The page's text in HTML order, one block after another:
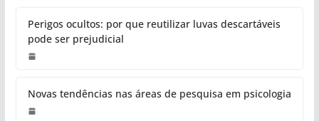
Perigos ocultos: por que reutilizar luvas descartáveis
pode ser prejudicial
Novas tendências nas áreas de pesquisa em psicologia